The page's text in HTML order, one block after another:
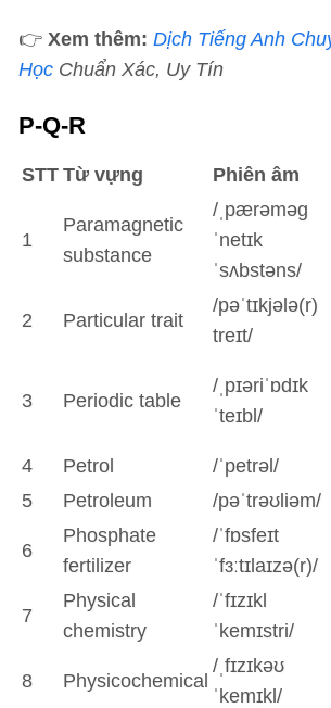
👉 Xem thêm: Dịch Tiếng Anh
Học Chuẩn Xác, Uy Tín
P-Q-R
STT Từ vựng Phiên âm
1
Paramagnetic
substance
/ˌpærəməɡ
ˈnetɪk
ˈsʌbstəns/
2 Particular trait
/pəˈtɪkjələ(r)
treɪt/
3 Periodic table
/ˌpɪəriˈɒdɪk
ˈteɪbl/
4
Petrol /ˈpetrəl/
5
Petroleum /pəˈtrəʊliəm/
6
Phosphate
fertilizer
/ˈfɒsfeɪt
ˈfɜːtɪlaɪzə(r)/
7
Physical
chemistry
/ˈfɪzɪkl
ˈkemɪstri/
8 Physicochemical
/ˌfɪzɪkəʊ
ˈkemɪkl/